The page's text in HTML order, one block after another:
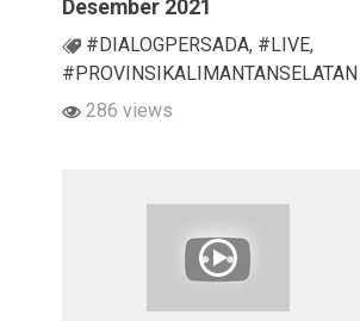
Desember 2021
#DIALOGPERSADA, #LIVE,
#PROVINSIKALIMANTANSELATAN
286 views